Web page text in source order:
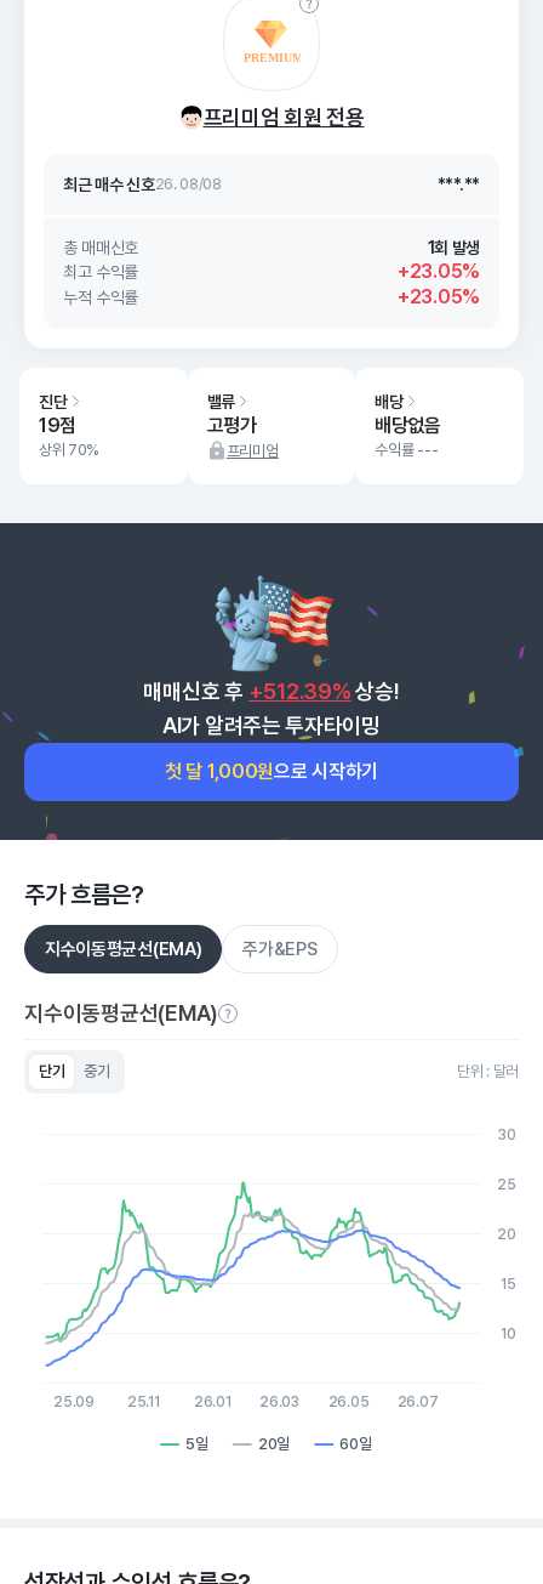
프리미엄 회원 전용
최근 매수 신호 상승률
최근 매수 신호26. 08/08 ***.**
총 매매신호
1회 발생
최고 수익률
+23.05%
누적 수익률 +23.05%
진단
19점
상위 70%
밸류
고평가
프리미엄
배당
배당없음
수익률 ---
매매신호 후 +512.39% 상승!
AI가 알려주는 투자타이밍
첫 달 1,000원으로 시작하기
주가 흐름은?
지수이동평균선(EMA) 주가&EPS
지수이동평균선(EMA)
단기 중기 단위 : 달러
The chart has 1 X axis displaying Time. Data ranges from
The chart has 1 Y axis displaying values. Data ranges from
5일 20일 60일
25.09 25.11 26.01 26.03 26.05 26.07
10
15
20
25
30